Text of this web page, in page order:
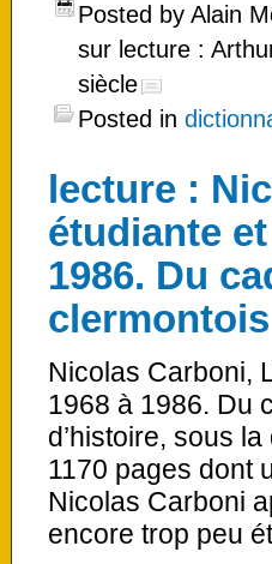
Posted by Alain
sur lecture :
siècle
Posted in
lecture :
étudiante
1986. Du
clermontois
Nicolas Carboni,
1968 à 1986. Du
d’histoire, sous
1170 pages dont
Nicolas Carboni
encore trop peu